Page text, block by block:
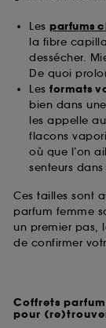
Les parfums
la fibre
dessécher.
De quoi
Les formats
bien dans
les appelle
flacons
où que l’on
senteurs
Ces tailles sont
parfum femme
un premier pas,
de confirmer
Coffrets
pour